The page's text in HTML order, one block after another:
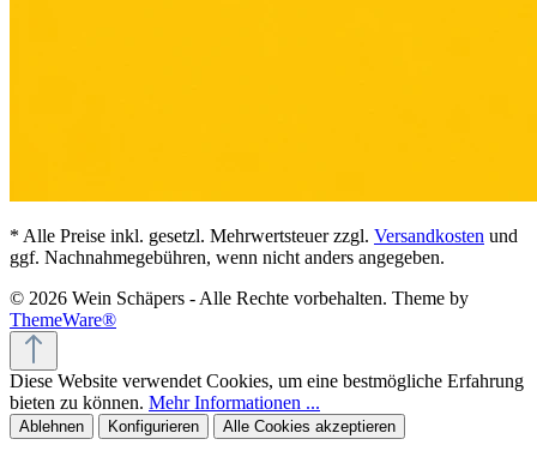
* Alle Preise inkl. gesetzl. Mehrwertsteuer zzgl. Versandkosten und
ggf. Nachnahmegebühren, wenn nicht anders angegeben.
© 2026 Wein Schäpers - Alle Rechte vorbehalten. Theme by
ThemeWare®
Diese Website verwendet Cookies, um eine bestmögliche Erfahrung
bieten zu können. Mehr Informationen ...
Ablehnen Konfigurieren Alle Cookies akzeptieren